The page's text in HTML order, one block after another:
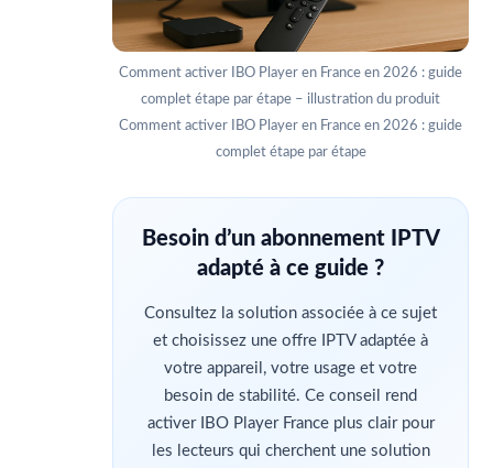
Comment activer IBO Player en France en 2026 : guide
complet étape par étape – illustration du produit
Comment activer IBO Player en France en 2026 : guide
complet étape par étape
Besoin d’un abonnement IPTV
adapté à ce guide ?
Consultez la solution associée à ce sujet
et choisissez une offre IPTV adaptée à
votre appareil, votre usage et votre
besoin de stabilité. Ce conseil rend
activer IBO Player France plus clair pour
les lecteurs qui cherchent une solution